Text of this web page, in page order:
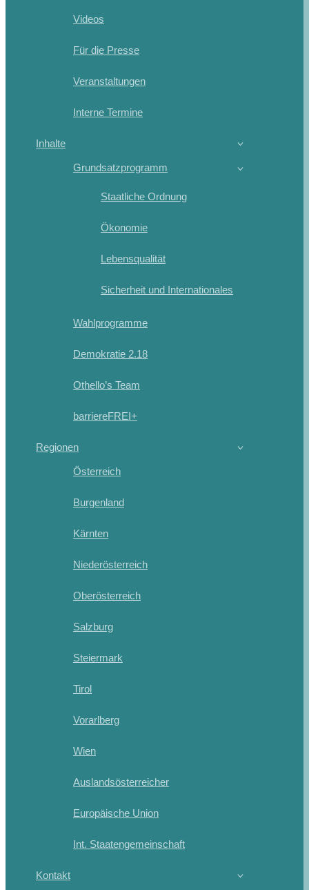
Videos
Für die Presse
Veranstaltungen
Interne Termine
Inhalte
Grundsatzprogramm
Staatliche Ordnung
Ökonomie
Lebensqualität
Sicherheit und Internationales
Wahlprogramme
Demokratie 2.18
Othello’s Team
barriereFREI+
Regionen
Österreich
Burgenland
Kärnten
Niederösterreich
Oberösterreich
Salzburg
Steiermark
Tirol
Vorarlberg
Wien
Auslandsösterreicher
Europäische Union
Int. Staatengemeinschaft
Kontakt